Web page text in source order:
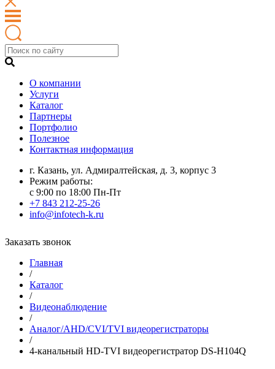
О компании
Услуги
Каталог
Партнеры
Портфолио
Полезное
Контактная информация
г. Казань, ул. Адмиралтейская, д. 3, корпус 3
Режим работы:
с 9:00 по 18:00 Пн-Пт
+7 843 212-25-26
info@infotech-k.ru
Заказать звонок
Главная
/
Каталог
/
Видеонаблюдение
/
Аналог/AHD/CVI/TVI видеорегистраторы
/
4-канальный HD-TVI видеорегистратор DS-H104Q